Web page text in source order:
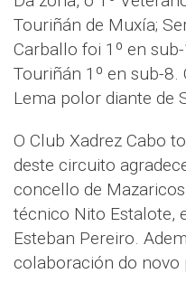
Touriñán de Muxía;
Carballo foi 1º en
Touriñán 1º en sub-
Lema polor diante de
O Club Xadrez Cabo
deste circuito
concello de
técnico Nito Estalote,
Esteban Pereiro.
colaboración do novo